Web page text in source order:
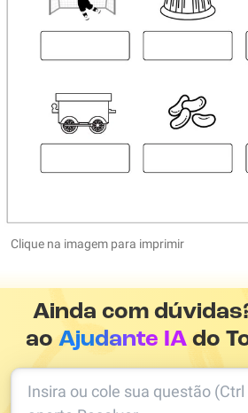
Clique na imagem para imprimir
Ainda com
aoAjudante IA do
Insira ou cole sua questão (Ctrl